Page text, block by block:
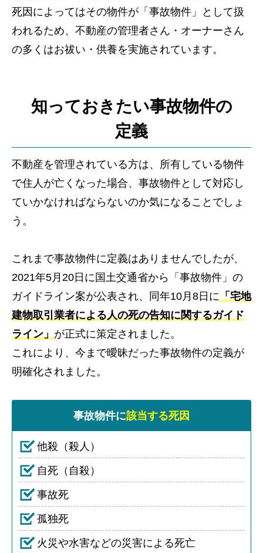
死因によってはその物件が「事故物件」として扱
われるため、不動産の管理者さん・オーナーさん
の多くはお祓い・供養を実施されています。
知っておきたい事故物件の
定義
不動産を管理されている方は、所有している物件
で住人が亡くなった場合、事故物件として対応し
ていかなければならないのか気になることでしょ
う。
これまで事故物件に定義はありませんでしたが、
2021年5月20日に国土交通省から「事故物件」の
ガイドライン案が公表され、同年10月8日に「宅地
建物取引業者による人の死の告知に関するガイド
ライン」が正式に策定されました。
これにより、今まで曖昧だった事故物件の定義が
明確化されました。
事故物件に該当する死因
他殺（殺人）
自死（自殺）
事故死
孤独死
火災や水害などの災害による死亡